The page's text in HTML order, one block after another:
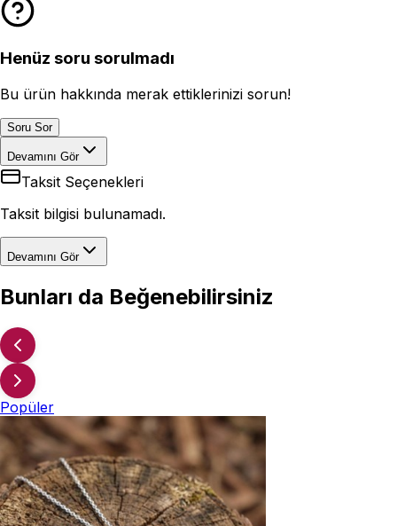
Henüz soru sorulmadı
Bu ürün hakkında merak ettiklerinizi sorun!
Soru Sor
Devamını Gör
Taksit Seçenekleri
Taksit bilgisi bulunamadı.
Devamını Gör
Bunları da Beğenebilirsiniz
Popüler